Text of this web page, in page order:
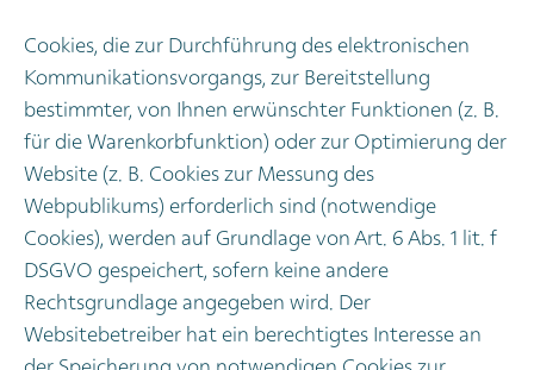
Cookies, die zur Durchführung des elektronischen
Kommunikationsvorgangs, zur Bereitstellung
bestimmter, von Ihnen erwünschter Funktionen (z. B.
für die Warenkorbfunktion) oder zur Optimierung der
Website (z. B. Cookies zur Messung des
Webpublikums) erforderlich sind (notwendige
Cookies), werden auf Grundlage von Art. 6 Abs. 1 lit. f
DSGVO gespeichert, sofern keine andere
Rechtsgrundlage angegeben wird. Der
Websitebetreiber hat ein berechtigtes Interesse an